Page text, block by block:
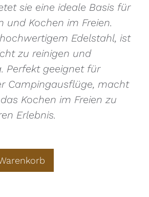
sie eine ideale Basis für
und Kochen im Freien.
Edelstahl, ist
zu reinigen und
Perfekt geeignet für
Campingausflüge, macht
Kochen im Freien zu
Erlebnis.